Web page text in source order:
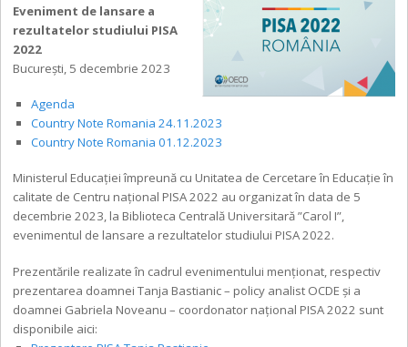
Eveniment de lansare a
rezultatelor studiului PISA
2022
București, 5 decembrie 2023
Agenda
Country Note Romania 24.11.2023
Country Note Romania 01.12.2023
Ministerul Educației împreună cu Unitatea de Cercetare în Educație în
calitate de Centru național PISA 2022 au organizat în data de 5
decembrie 2023, la Biblioteca Centrală Universitară ”Carol I”,
evenimentul de lansare a rezultatelor studiului PISA 2022.
Prezentările realizate în cadrul evenimentului menționat, respectiv
prezentarea doamnei Tanja Bastianic – policy analist OCDE și a
doamnei Gabriela Noveanu – coordonator național PISA 2022 sunt
disponibile aici: